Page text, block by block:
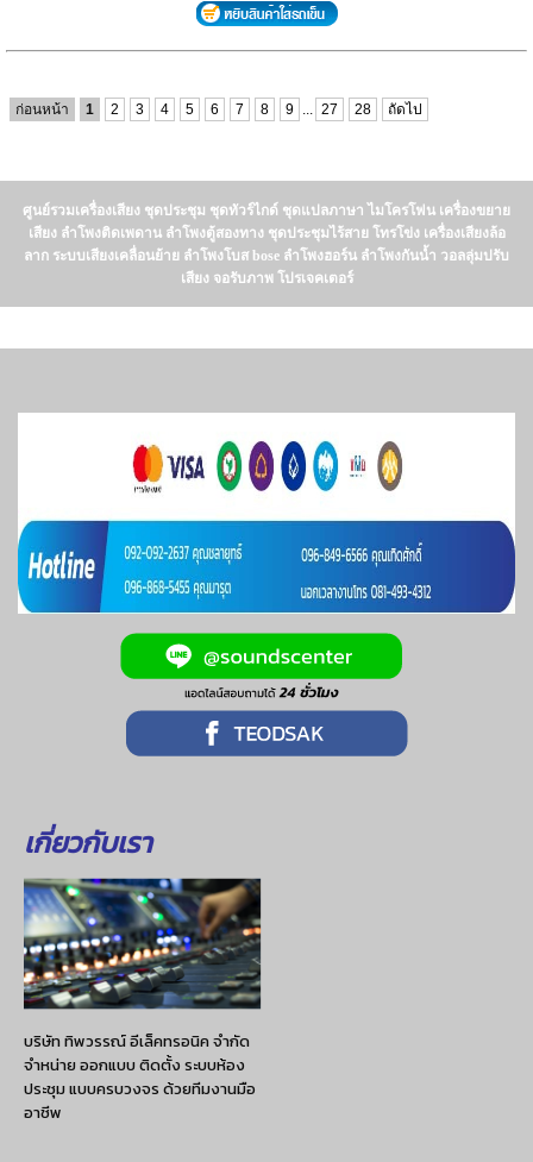
ก่อนหน้า 1 2 3 4 5 6 7 8 9 27 28 ถัดไป
ศูนย์รวมเครื่องเสียง ชุดประชุม ชุดทัวร์ไกด์ ชุดแปลภาษา ไมโครโฟน เครื่องขยาย
เสียง ลำโพงติดเพดาน ลำโพงตู้สองทาง ชุดประชุมไร้สาย โทรโข่ง เครื่องเสียงล้อ
ลาก ระบบเสียงเคลื่อนย้าย ลำโพงโบส bose ลำโพงฮอร์น ลำโพงกันน้ำ วอลลุ่มปรับ
เสียง จอรับภาพ โปรเจคเตอร์
เกี่ยวกับเรา
บริษัท ทิพวรรณ์ อีเล็คทรอนิค จำกัด
จำหน่าย ออกแบบ ติดตั้ง ระบบห้อง
ประชุม แบบครบวงจร ด้วยทีมงานมือ
อาชีพ